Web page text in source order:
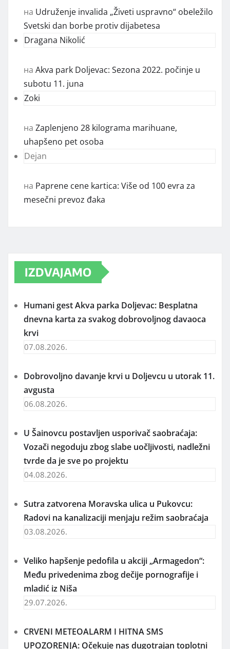
на Udruženje invalida „Živeti uspravno“ obeležilo
Svetski dan borbe protiv dijabetesa
Dragana Nikolić
на Akva park Doljevac: Sezona 2022. počinje u
subotu 11. juna
Zoki
на Zaplenjeno 28 kilograma marihuane,
uhapšeno pet osoba
Dejan
на Paprene cene kartica: Više od 100 evra za
mesečni prevoz đaka
IZDVAJAMO
Humani gest Akva parka Doljevac: Besplatna
dnevna karta za svakog dobrovoljnog davaoca
krvi
07.08.2026.
Dobrovoljno davanje krvi u Doljevcu u utorak 11.
avgusta
06.08.2026.
U Šainovcu postavljen usporivač saobraćaja:
Vozači negoduju zbog slabe uočljivosti, nadležni
tvrde da je sve po projektu
04.08.2026.
Sutra zatvorena Moravska ulica u Pukovcu:
Radovi na kanalizaciji menjaju režim saobraćaja
03.08.2026.
Veliko hapšenje pedofila u akciji „Armagedon“:
Među privedenima zbog dečije pornografije i
mladić iz Niša
29.07.2026.
CRVENI METEOALARM I HITNA SMS
UPOZORENJA: Očekuje nas dugotrajan toplotni